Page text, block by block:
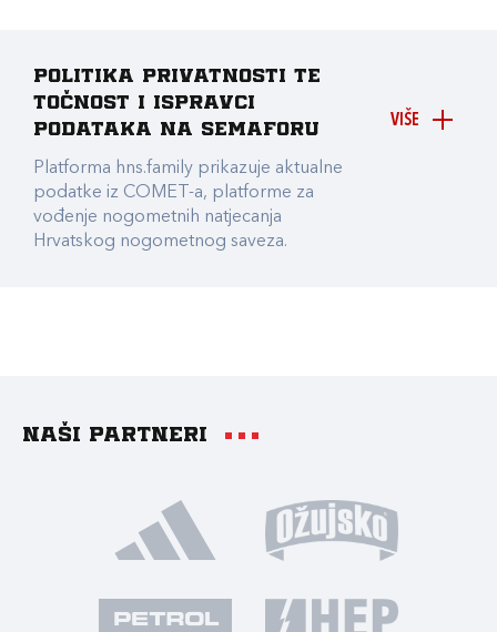
VIŠE
Politika privatnosti te
točnost i ispravci
podataka na Semaforu
Platforma hns.family prikazuje aktualne
podatke iz COMET-a, platforme za
vođenje nogometnih natjecanja
Hrvatskog nogometnog saveza.
Naši partneri